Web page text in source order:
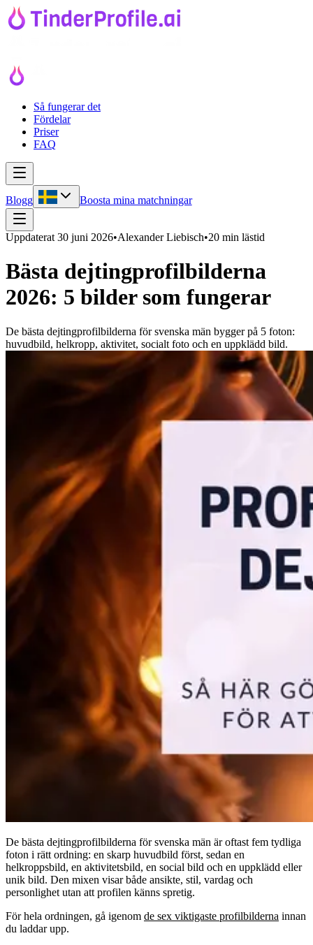
Så fungerar det
Fördelar
Priser
FAQ
Blogg Boosta mina matchningar
Uppdaterat 30 juni 2026•Alexander Liebisch•20 min lästid
Bästa dejtingprofilbilderna
2026: 5 bilder som fungerar
De bästa dejtingprofilbilderna för svenska män bygger på 5 foton:
huvudbild, helkropp, aktivitet, socialt foto och en uppklädd bild.
De bästa dejtingprofilbilderna för svenska män är oftast fem tydliga
foton i rätt ordning: en skarp huvudbild först, sedan en
helkroppsbild, en aktivitetsbild, en social bild och en uppklädd eller
unik bild. Den mixen visar både ansikte, stil, vardag och
personlighet utan att profilen känns spretig.
För hela ordningen, gå igenom de sex viktigaste profilbilderna innan
du laddar upp.